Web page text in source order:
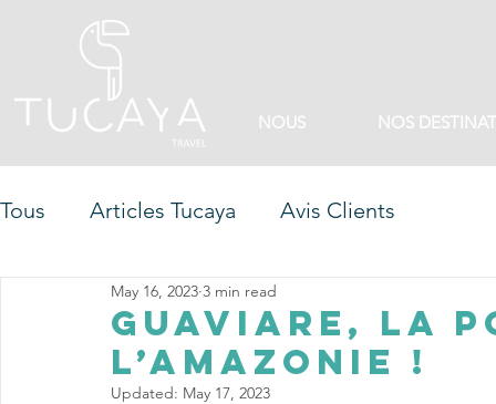
NOUS NOS
Tous Articles Tucaya Avis Clients
Guaviare, la
l’Amazonie !
May 16, 2023 3 min read
Updated: May 17, 2023